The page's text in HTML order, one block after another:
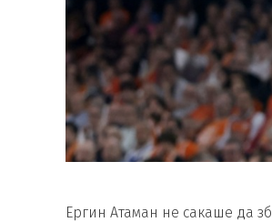
Ергин Атаман не сакаше да